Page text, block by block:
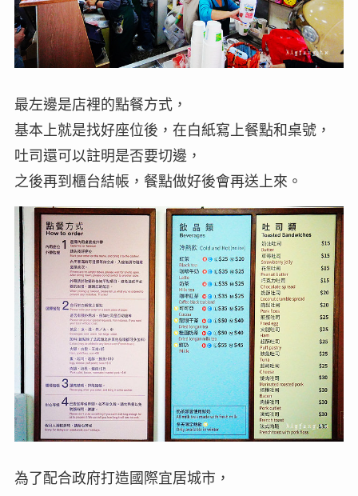
最左邊是店裡的點餐方式，
基本上就是找好座位後，在白紙寫上餐點和桌號，
吐司還可以註明是否要切邊，
之後再到櫃台結帳，餐點做好後會再送上來。
為了配合政府打造國際宜居城市，